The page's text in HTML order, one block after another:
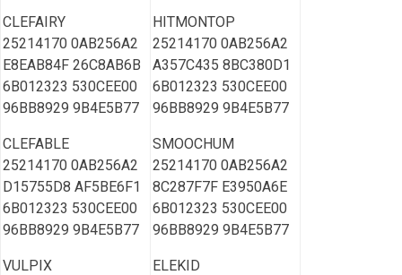
CLEFAIRY
25214170 0AB256A2
E8EAB84F 26C8AB6B
6B012323 530CEE00
96BB8929 9B4E5B77
CLEFABLE
25214170 0AB256A2
D15755D8 AF5BE6F1
6B012323 530CEE00
96BB8929 9B4E5B77
VULPIX
HITMONTOP
25214170 0AB256A2
A357C435 8BC380D1
6B012323 530CEE00
96BB8929 9B4E5B77
SMOOCHUM
25214170 0AB256A2
8C287F7F E3950A6E
6B012323 530CEE00
96BB8929 9B4E5B77
ELEKID